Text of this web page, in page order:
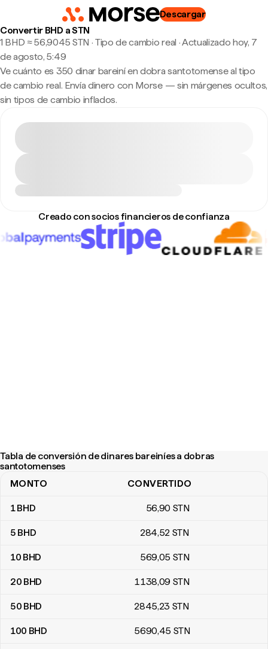
Descargar
Convertir BHD a STN
1 BHD ≈ 56,9045 STN · Tipo de cambio real ·Actualizado hoy, 7
de agosto, 5:49
Ve cuánto es 350 dinar bareiní en dobra santotomense al tipo
de cambio real. Envía dinero con Morse — sin márgenes ocultos,
sin tipos de cambio inflados.
Creado con socios financieros de confianza
Tabla de conversión de dinares bareiníes a dobras
santotomenses
Tabla de conversión de dinares bareiníes a dobras
MONTO CONVERTIDO
1BHD 56,90 STN
5 BHD 284,52 STN
10 BHD 569,05 STN
20 BHD 1138,09 STN
50 BHD 2845,23 STN
100 BHD 5690,45 STN